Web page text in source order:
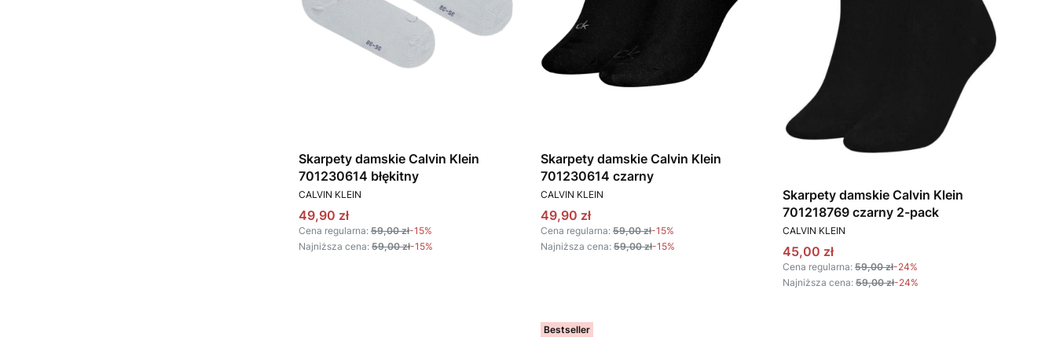
Skarpety damskie Calvin Klein
701230614 błękitny
PRODUCENT
CALVIN KLEIN
Cena promocyjna
49,90 zł
Cena regularna: 59,00 zł-15%
Najniższa cena: 59,00 zł-15%
Skarpety damskie Calvin Klein
701230614 czarny
PRODUCENT
CALVIN KLEIN
Cena promocyjna
49,90 zł
Cena regularna: 59,00 zł-15%
Najniższa cena: 59,00 zł-15%
Skarpety damskie Calvin Klein
701218769 czarny 2-pack
PRODUCENT
CALVIN KLEIN
Cena promocyjna
45,00 zł
Cena regularna: 59,00 zł-24%
Najniższa cena: 59,00 zł-24%
Bestseller